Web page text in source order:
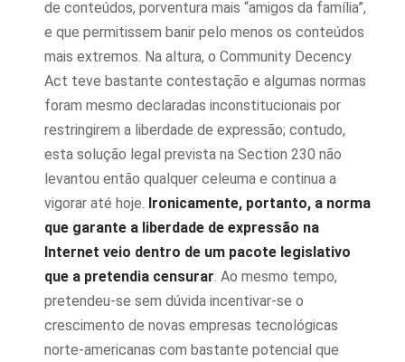
de conteúdos, porventura mais “amigos da família”,
e que permitissem banir pelo menos os conteúdos
mais extremos. Na altura, o Community Decency
Act teve bastante contestação e algumas normas
foram mesmo declaradas inconstitucionais por
restringirem a liberdade de expressão; contudo,
esta solução legal prevista na Section 230 não
levantou então qualquer celeuma e continua a
vigorar até hoje. Ironicamente, portanto, a norma
que garante a liberdade de expressão na
Internet veio dentro de um pacote legislativo
que a pretendia censurar. Ao mesmo tempo,
pretendeu-se sem dúvida incentivar-se o
crescimento de novas empresas tecnológicas
norte-americanas com bastante potencial que